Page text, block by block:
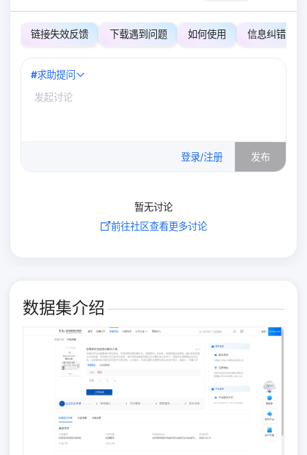
链接失效反馈 下载遇到问题 如何使用 信息纠错
#求助提问
登录/注册 发布
暂无讨论
前往社区查看更多讨论
数据集介绍